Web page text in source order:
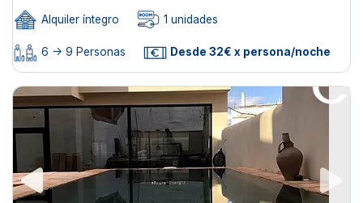
Alquiler íntegro 1 unidades
6 -> 9 Personas Desde 32€ x persona/noche